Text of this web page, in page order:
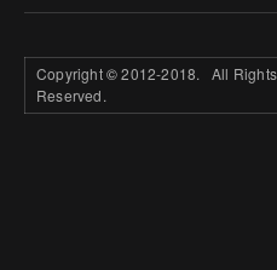
Copyright©2012-2018. All Rights
Reserved.